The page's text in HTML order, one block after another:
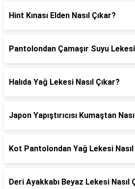
Hint Kınası Elden Nasıl Çıkar?
Pantolondan Çamaşır Suyu Lekesi
Halıda Yağ Lekesi Nasıl Çıkar?
Japon Yapıştırıcısı Kumaştan
Kot Pantolondan Yağ Lekesi Nasıl
Deri Ayakkabı Beyaz Lekesi Nasıl